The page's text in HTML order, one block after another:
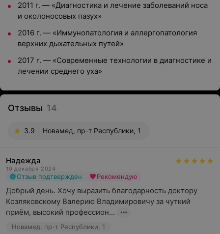
2011 г. — «Диагностика и лечение заболеваний носа
и околоносовых пазух»
2016 г. — «Иммунопатология и аллергопатология
верхних дыхательных путей»
2017 г. — «Современные технологии в диагностике и
лечении среднего уха»
Отзывы 14
3.9 Новамед, пр-т Республики, 1
Надежда
10 декабря 2024
Отзыв подтвержден Рекомендую
Добрый день. Хочу выразить благодарность доктору
Козляковскому Валерию Владимировичу за чуткий
приём, высокий профессион...
Новамед, пр-т Республики, 1